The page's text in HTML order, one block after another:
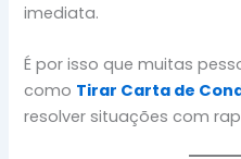
imediata.
É por isso que muitas
como Tirar Carta de
resolver situações com